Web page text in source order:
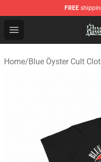
FREE
Open menu
Blue Öyster Cult
Home/Blue Öyster Cult